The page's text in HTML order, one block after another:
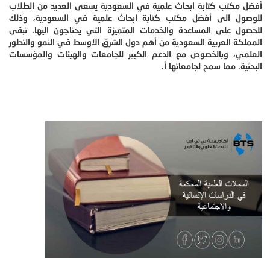
أفضل مكتب كتابة ابحاث علمية في السعودية يسعى العديد من الطلاب
للوصول الى أفضل مكتب كتابة ابحاث علمية في السعودية، وذلك
للحصول على المساعدة والخدمات المتميزة التي يحتاجون اليها. تبقى
المملكة العربية السعودية من أهم دول الشرق الاوسط في النمو والتطور
العلمي، وبالخصوص مع الدعم الكبير للجامعات والهيئات والمؤسسات
البحثية. مما سمح لجامعاتها أ.